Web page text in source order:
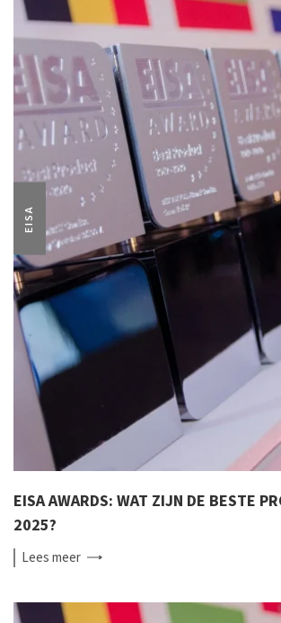
EISA
EISA AWARDS: WAT ZIJN DE BESTE
2025?
Leesmeer